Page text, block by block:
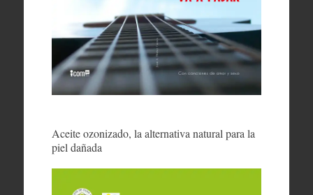
Aceite ozonizado, la alternativa natural para la
piel dañada